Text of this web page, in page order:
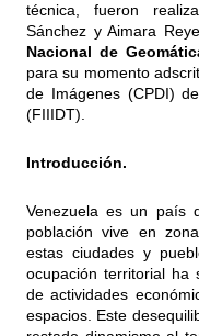
técnica, fueron
Sánchez y Aimara
Nacional de
para su momento
de Imágenes (CPDI)
(FIIIDT).
Introducción.
Venezuela es un país
población vive en
estas ciudades y
ocupación territorial ha
de actividades
espacios. Este